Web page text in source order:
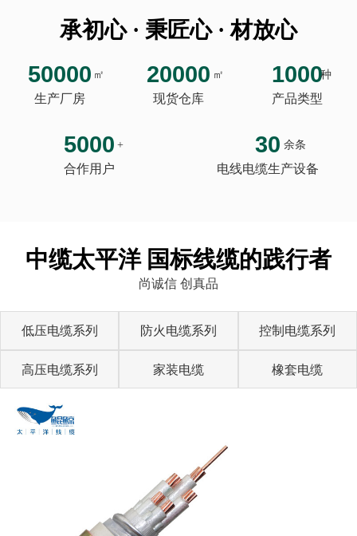
承初心 · 秉匠心 · 材放心
50000 ㎡
生产厂房
20000 ㎡
现货仓库
1000种
产品类型
5000 +
合作用户
30 余条
电线电缆生产设备
中缆太平洋 国标线缆的践行者
尚诚信 创真品
低压电缆系列 防火电缆系列 控制电缆系列
高压电缆系列 家装电缆 橡套电缆